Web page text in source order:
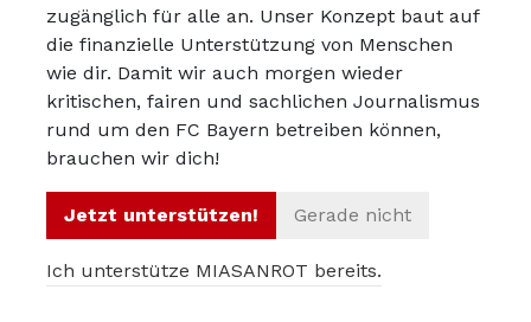
sich damit in Deutschland und der
Weltöffentlichkeit blamieren (wie mit der „Mund-Zu-
Halten“-Geste in Qatar)
Wirklich ernsthafte Kritik an der Situation in den
USA äußern und dadurch empfindliche Strafen von
könnte man auch Aussagen wählen, die eine
vornherein sagen, dass man aus
zugänglich für alle an. Unser Konzept baut auf
die finanzielle Unterstützung von Menschen
wie dir. Damit wir auch morgen wieder
kritischen, fairen und sachlichen Journalismus
rund um den FC Bayern betreiben können,
brauchen wir dich!
Jetzt unterstützen! Gerade nicht
Ich unterstütze MIASANROT bereits.